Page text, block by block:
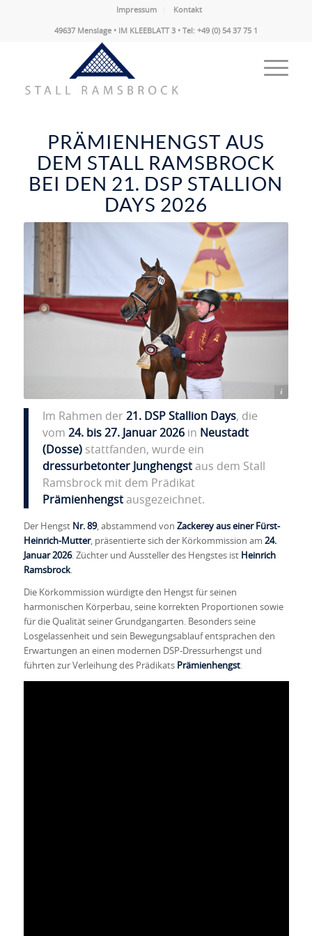
Impressum Kontakt
49637 Menslage • IM KLEEBLATT 3 • Tel: +49 (0) 54 37 75 1
PRÄMIENHENGST AUS
DEM STALL RAMSBROCK
BEI DEN 21. DSP STALLION
DAYS 2026
Björn Schroeder Pferdefotografie
Im Rahmen der 21. DSP Stallion Days, die
vom 24. bis 27. Januar 2026in Neustadt
(Dosse)stattfanden, wurde ein
dressurbetonter Junghengstaus dem Stall
Ramsbrock mit dem Prädikat
Prämienhengstausgezeichnet.
Der Hengst Nr. 89, abstammend von Zackerey aus einer Fürst-
Heinrich-Mutter, präsentierte sich der Körkommission am 24.
Januar 2026. Züchter und Aussteller des Hengstes ist Heinrich
Ramsbrock.
Die Körkommission würdigte den Hengst für seinen
harmonischen Körperbau, seine korrekten Proportionen sowie
für die Qualität seiner Grundgangarten. Besonders seine
Losgelassenheit und sein Bewegungsablauf entsprachen den
Erwartungen an einen modernen DSP-Dressurhengst und
führten zur Verleihung des Prädikats Prämienhengst.